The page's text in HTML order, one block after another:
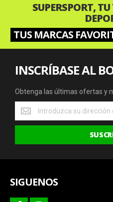
SUPERSPORT,
TUS MARCAS
INSCRÍBASE AL
Obtenga las últimas ofertas y
Obtenga
las
últimas
y
SIGUENOS